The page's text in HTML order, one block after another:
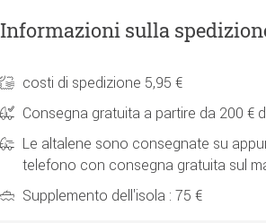
Informazioni sulla
costi di spedizione 5,95 €
Consegna gratuita a partire da 200 €
Le altalene sono consegnate su
telefono con consegna gratuita sul
Supplemento dell'isola : 75 €